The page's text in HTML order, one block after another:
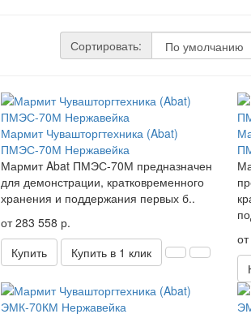
Сортировать:
Мармит Чувашторгтехника (Abat)
ПМЭС-70М Нержавейка
Мармит Abat ПМЭС-70М предназначен
для демонстрации, кратковременного
хранения и поддержания первых б..
от 283 558 р.
Купить
Купить в 1 клик